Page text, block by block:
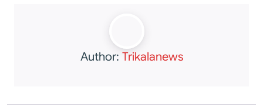
Author: Trikalanews